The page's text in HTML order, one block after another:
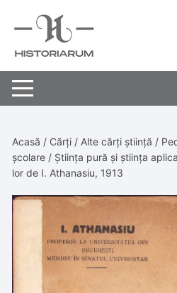
Acasă / Cărți / Alte cărți știință /
școlare / Știința pură și știința
lor de I. Athanasiu, 1913